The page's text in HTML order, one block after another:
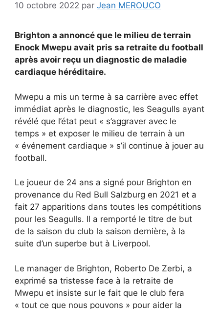
10 octobre 2022 par Jean MEROUCO
Brighton a annoncé que le milieu de terrain
Enock Mwepu avait pris sa retraite du football
après avoir reçu un diagnostic de maladie
cardiaque héréditaire.
Mwepu a mis un terme à sa carrière avec effet
immédiat après le diagnostic, les Seagulls ayant
révélé que l’état peut « s’aggraver avec le
temps » et exposer le milieu de terrain à un
« événement cardiaque » s’il continue à jouer au
football.
Le joueur de 24 ans a signé pour Brighton en
provenance du Red Bull Salzburg en 2021 et a
fait 27 apparitions dans toutes les compétitions
pour les Seagulls. Il a remporté le titre de but
de la saison du club la saison dernière, à la
suite d’un superbe but à Liverpool.
Le manager de Brighton, Roberto De Zerbi, a
exprimé sa tristesse face à la retraite de
Mwepu et insiste sur le fait que le club fera
« tout ce que nous pouvons » pour aider la